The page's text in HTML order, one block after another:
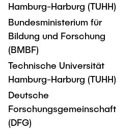
Hamburg-Harburg (TUHH)
Bundesministerium für
Bildung und Forschung
(BMBF)
Technische Universität
Hamburg-Harburg (TUHH)
Deutsche
Forschungsgemeinschaft
(DFG)